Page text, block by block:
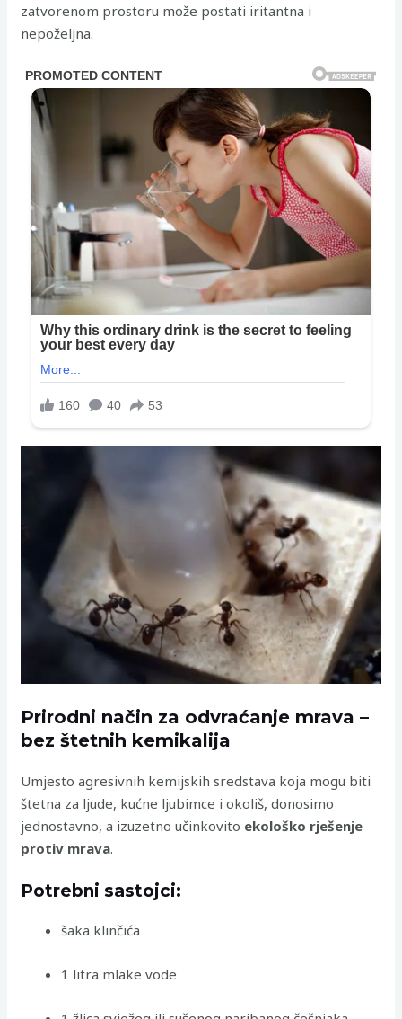
zatvorenom prostoru može postati iritantna i
nepoželjna.
Prirodni način za odvraćanje mrava –
bez štetnih kemikalija
Umjesto agresivnih kemijskih sredstava koja mogu biti
štetna za ljude, kućne ljubimce i okoliš, donosimo
jednostavno, a izuzetno učinkovito ekološko rješenje
protiv mrava.
Potrebni sastojci:
šaka klinčića
1 litra mlake vode